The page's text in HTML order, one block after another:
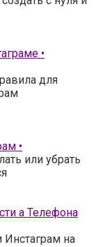
•
для
•
или убрать
а Телефона
на